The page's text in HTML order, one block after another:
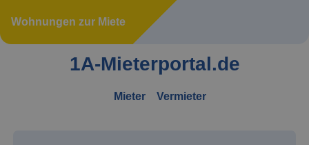
Wohnungen zur Miete
1A-Mieterportal.de
Mieter Vermieter